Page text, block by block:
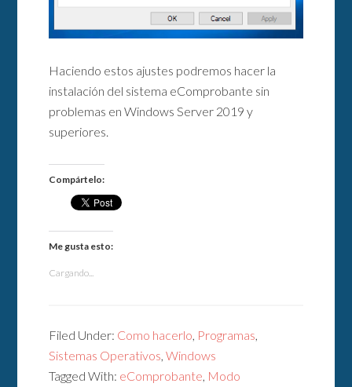
Haciendo estos ajustes podremos hacer la
instalación del sistema eComprobante sin
problemas en Windows Server 2019 y
superiores.
Compártelo:
Me gusta esto:
Cargando...
Filed Under: Como hacerlo Programas
Sistemas Operativos ,Windows
Tagged With: eComprobante Modo